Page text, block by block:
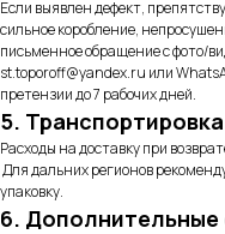
Если выявлен дефект,
сильное коробление,
письменное обращение с фото/
st.toporoff@yandex.ru или
претензии до 7 рабочих дней.
5.
Расходы на доставку при
Для дальних регионов
упаковку.
6.